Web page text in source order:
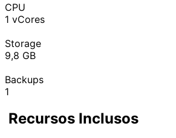
CPU
1 vCores
Storage
9,8 GB
Backups
1
Recursos Inclusos